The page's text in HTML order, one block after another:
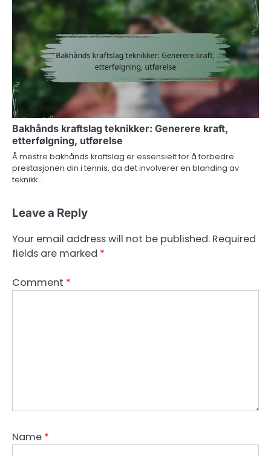
Bakhånds kraftslag teknikker: Generere kraft,
etterfølgning, utførelse
Å mestre bakhånds kraftslag er essensielt for å forbedre
prestasjonen din i tennis, da det involverer en blanding av
teknikk…
Leave a Reply
Your email address will not be published. Required
fields are marked *
Comment *
Name *